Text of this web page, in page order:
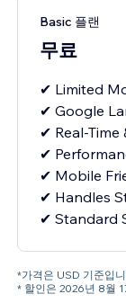
Basic 플랜
무료
✔ Limited
✔ Google
✔ Real-
✔
✔ Mobile
✔ Handles
✔ Standard
*가격은 USD 기준입
* 할인은 2026년 8월